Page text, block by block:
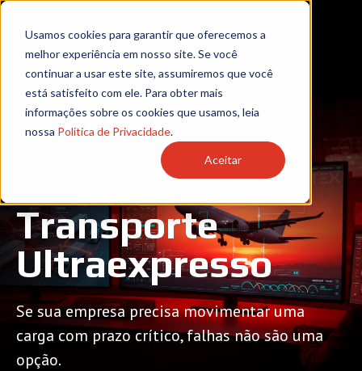
Usamos cookies para garantir que oferecemos a
melhor experiência em nosso site. Se você
continuar a usar este site, assumiremos que você
está satisfeito com ele. Para obter mais
informações sobre os cookies que usamos, leia
nossa Política de Privacidade.
Aceitar
Transporte
Ultraexpresso
Se sua empresa precisa movimentar uma
carga com prazo crítico, falhas não são uma
opção.